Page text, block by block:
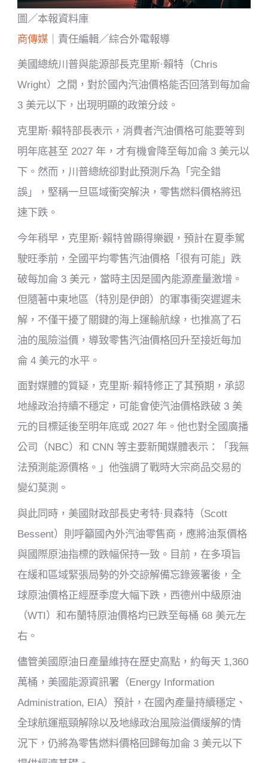
圖／本報資料庫
商傳媒 ｜責任編輯／綜合外電報導
美國總統川普與能源部長克里斯·賴特（Chris
Wright）之間，對於國內汽油價格能否回落到每加侖
3 美元以下，出現明顯的政策分歧。
克里斯·賴特部長表示，消費者汽油價格可能要等到
明年底甚至 2027 年，才有機會降至每加侖 3 美元以
下。然而，川普總統卻對此預測斥為「完全錯
誤」，堅稱一旦區域衝突解決，零售燃料價格將迅
速下跌。
今年稍早，克里斯·賴特曾顯得樂觀，預計在夏季駕
駛旺季前，全國平均零售汽油價格「很有可能」跌
破每加侖 3 美元，當時主因是國內能源產量激增。
但隨著中東地區（特別是伊朗）的軍事衝突遲遲未
解，不僅干擾了關鍵的海上運輸航線，也推高了石
油的風險溢價，導致零售汽油價格回升至接近每加
侖 4 美元的水平。
面對媒體的質疑，克里斯·賴特修正了其預期，承認
地緣政治持續不穩定，可能會使汽油價格跌破 3 美
元的目標延後至明年底或 2027 年。他也對全國廣播
公司（NBC）和 CNN 等主要新聞媒體表示：「我無
法預測能源價格。」他強調了戰時大宗商品交易的
變幻莫測。
與此同時，美國財政部長史考特·貝森特（Scott
Bessent）則呼籲國內外汽油零售商，應將油泵價格
與國際原油指標的跌幅保持一致。目前，在多項旨
在緩和區域緊張局勢的外交諒解備忘錄簽署後，全
球原油價格正經歷季度大幅下跌，西德州中級原油
（WTI）和布蘭特原油價格均已跌至每桶 68 美元左
右。
儘管美國原油日產量維持在歷史高點，約每天 1,360
萬桶，美國能源資訊署（Energy Information
Administration, EIA）預計，在國內產量持續穩定、
全球航運瓶頸解除以及地緣政治風險溢價緩解的情
況下，仍將為零售燃料價格回歸每加侖 3 美元以下